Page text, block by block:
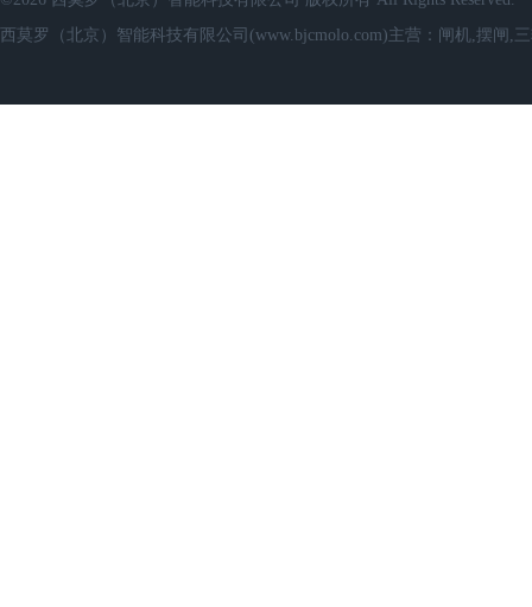
西莫罗（北京）智能科技有限公司(www.bjcmolo.com)主营：闸机,摆闸,